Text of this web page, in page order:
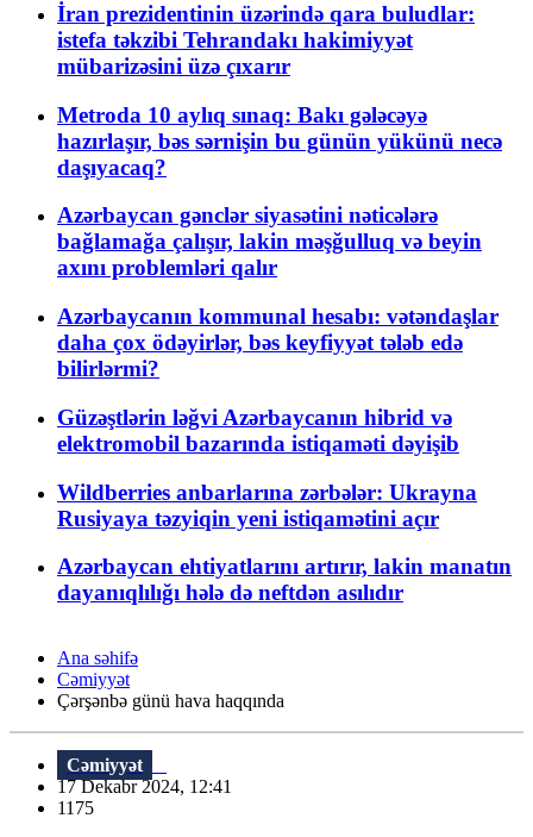
İran prezidentinin üzərində qara buludlar:
istefa təkzibi Tehrandakı hakimiyyət
mübarizəsini üzə çıxarır
Metroda 10 aylıq sınaq: Bakı gələcəyə
hazırlaşır, bəs sərnişin bu günün yükünü necə
daşıyacaq?
Azərbaycan gənclər siyasətini nəticələrə
bağlamağa çalışır, lakin məşğulluq və beyin
axını problemləri qalır
Azərbaycanın kommunal hesabı: vətəndaşlar
daha çox ödəyirlər, bəs keyfiyyət tələb edə
bilirlərmi?
Güzəştlərin ləğvi Azərbaycanın hibrid və
elektromobil bazarında istiqaməti dəyişib
Wildberries anbarlarına zərbələr: Ukrayna
Rusiyaya təzyiqin yeni istiqamətini açır
Azərbaycan ehtiyatlarını artırır, lakin manatın
dayanıqlılığı hələ də neftdən asılıdır
Ana səhifə
Cəmiyyət
Çərşənbə günü hava haqqında
Cəmiyyət
17 Dekabr 2024, 12:41
1175